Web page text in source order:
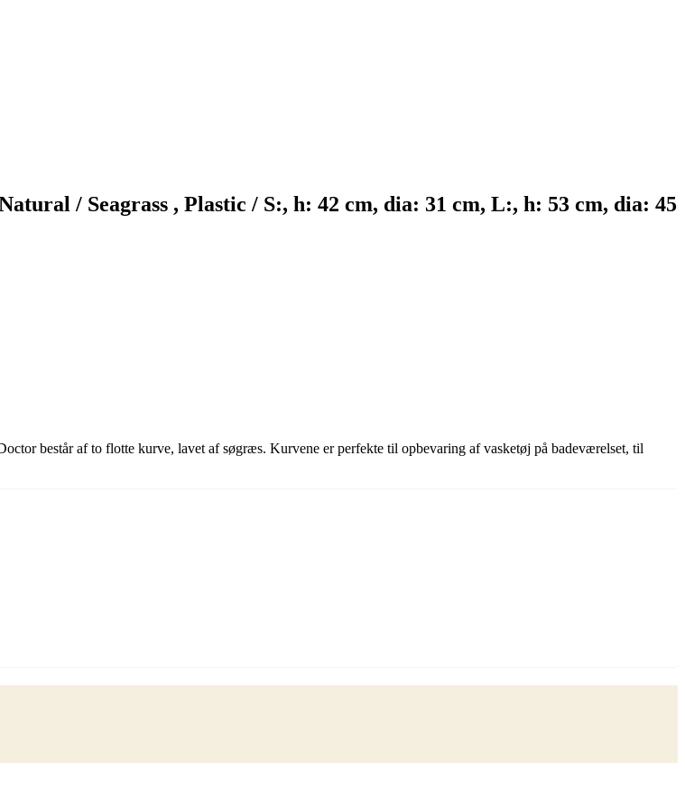
/ Seagrass , Plastic / S:, h: 42 cm, dia: 31 cm, L:, h: 53 cm, dia: 45
består af to flotte kurve, lavet af søgræs. Kurvene er perfekte til opbevaring af vasketøj på badeværelset, til